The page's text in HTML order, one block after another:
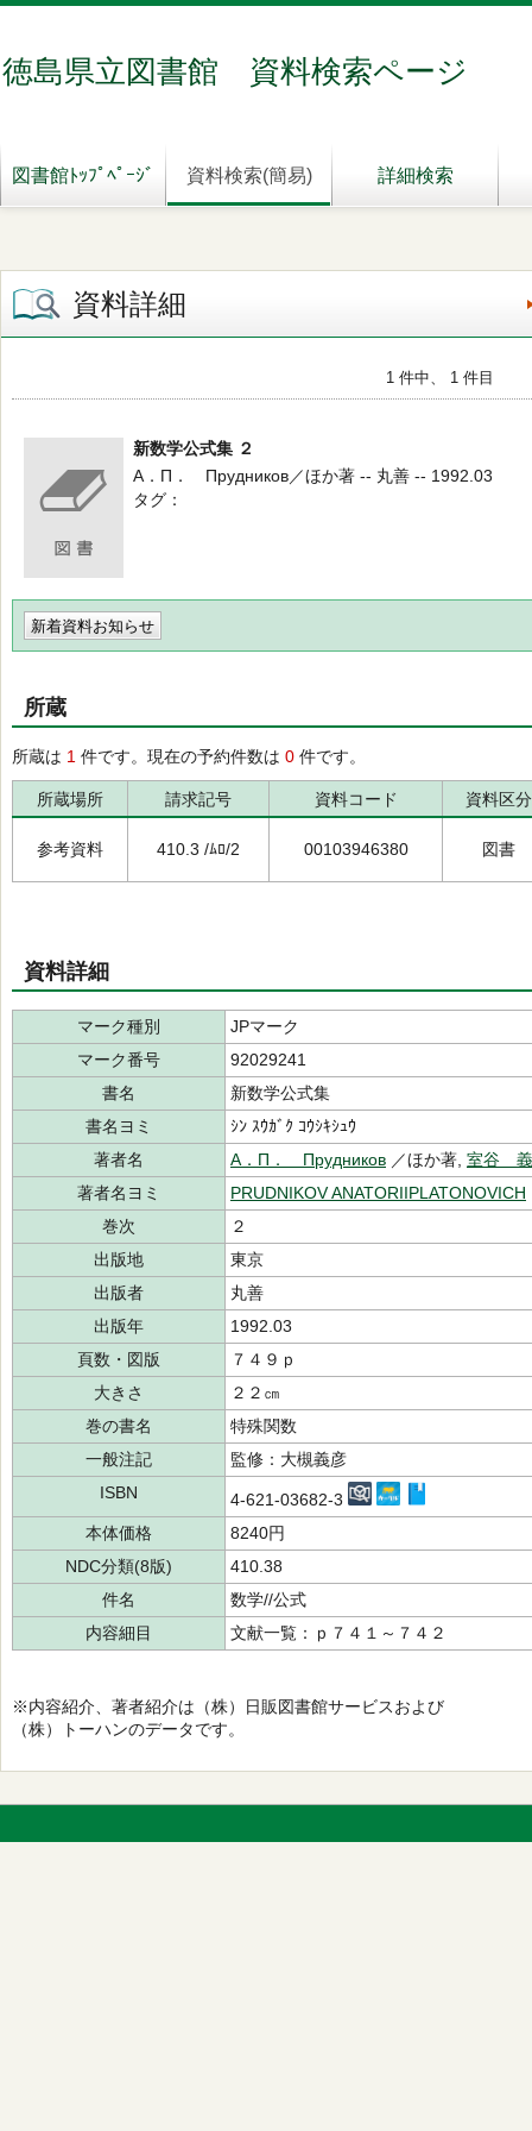
徳島県立図書館 資料検索ページ
図書館ﾄｯﾌﾟﾍﾟｰｼﾞ 資料検索(簡易) 詳細検索
資料詳細
1 件中、 1 件目
新数学公式集 ２
А．П． Прудников／ほか著 -- 丸善 -- 1992.03
タグ
新着資料お知らせ
所蔵
所蔵は 1 件です。現在の予約件数は 0 件です。
所蔵場所 請求記号 資料コード 資料区分
参考資料 410.3 /ﾑﾛ/2 00103946380 図書
資料詳細
マーク種別
JPマーク
マーク番号
92029241
書名
新数学公式集
書名ヨミ
ｼﾝ ｽｳｶﾞｸ ｺｳｼｷｼｭｳ
著者名
А．П． Прудников ／ほか著, 室谷
著者名ヨミ
PRUDNIKOV ANATORIIPLATONOVICH
巻次
２
出版地
東京
出版者
丸善
出版年
1992.03
頁数・図版
７４９ｐ
大きさ
２２㎝
巻の書名
特殊関数
一般注記
監修：大槻義彦
ISBN
4-621-03682-3
本体価格
8240円
NDC分類(8版)
410.38
件名
数学//公式
内容細目
文献一覧：ｐ７４１～７４２
※内容紹介、著者紹介は（株）日販図書館サービスおよび
（株）トーハンのデータです。